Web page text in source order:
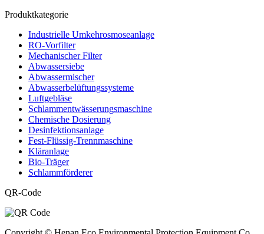
Produktkategorie
Industrielle Umkehrosmoseanlage
RO-Vorfilter
Mechanischer Filter
Abwassersiebe
Abwassermischer
Abwasserbelüftungssysteme
Luftgebläse
Schlammentwässerungsmaschine
Chemische Dosierung
Desinfektionsanlage
Fest-Flüssig-Trennmaschine
Kläranlage
Bio-Träger
Schlammförderer
QR-Code